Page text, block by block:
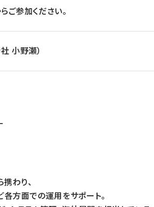
ご参加ください。
小野瀬）
わり、
各方面での運用をサポート。